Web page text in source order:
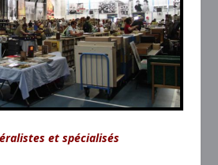
et spécialisés